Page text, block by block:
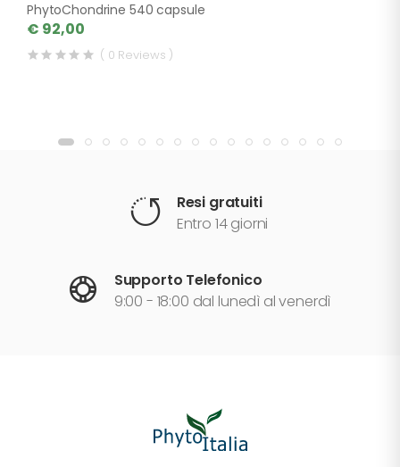
PhytoChondrine 540 capsule
€ 92,00
( 0 Reviews )
Resi gratuiti
Entro 14 giorni
Supporto Telefonico
9:00 - 18:00 dal lunedì al venerdì